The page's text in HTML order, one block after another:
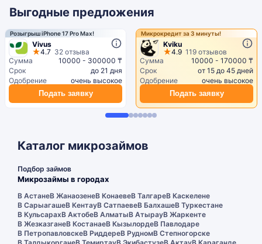
Выгодные предложения
Розыгрыш iPhone 17 Pro Max!
Vivus
4.7 32 отзыва
Сумма
10000 - 300000 ₸
Срок
до 21 дня
Одобрение
очень высокое
Подать заявку
Микрокредит за 3 минуты!
Kviku
4.9 119 отзывов
Сумма
10000 - 170000 ₸
Срок
от 15 до 45 дней
Одобрение
очень высокое
Подать заявку
Каталог микрозаймов
Подбор займов
Микрозаймы в городах
В АстанеВ ЖанаозенеВ КонаевеВ ТалгареВ Каскелене
В СарыагашеВ КентауВ СатпаевеВ БалхашеВ Туркестане
В КульсарахВ АктобеВ АлматыВ АтырауВ Жаркенте
В ЖезказганеВ КостанаеВ КызылордеВ Павлодаре
В ПетропавловскеВ РиддереВ РудномВ Степногорске